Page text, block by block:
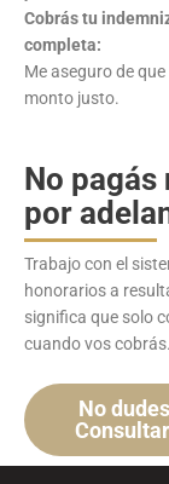
Cobrás tu
completa:
Me aseguro de que
monto justo.
No pagás
por
Trabajo con el
honorarios a
significa que solo
cuando vos cobrás.
No